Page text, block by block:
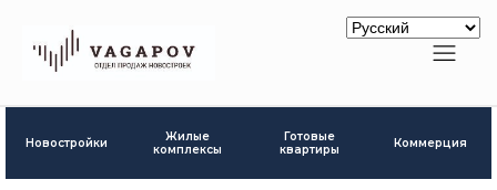
Новостройки
Жилые
комплексы
Готовые
квартиры
Коммерция